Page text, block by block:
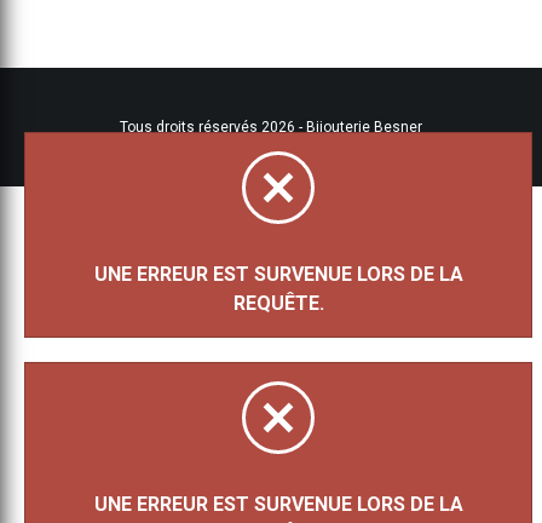
Tous droits réservés 2026 - Bijouterie Besner
UNE ERREUR EST SURVENUE LORS DE LA
REQUÊTE.
UNE ERREUR EST SURVENUE LORS DE LA